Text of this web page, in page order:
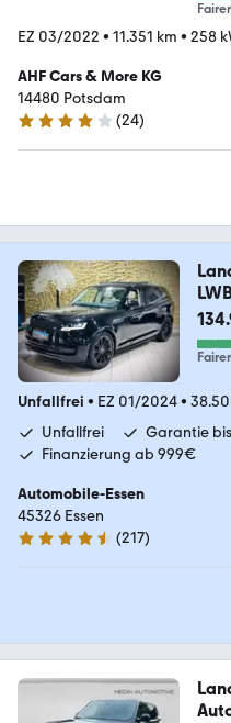
EZ 03/2022 • 11.351 km • 258
AHF Cars & More KG
14480 Potsdam
4.1 Sterne
(24)
Unfallfrei • EZ 01/2024•
Unfallfrei
Garantie
Finanzierung ab 999€
Automobile-Essen
45326 Essen
4.7 Sterne
(217)